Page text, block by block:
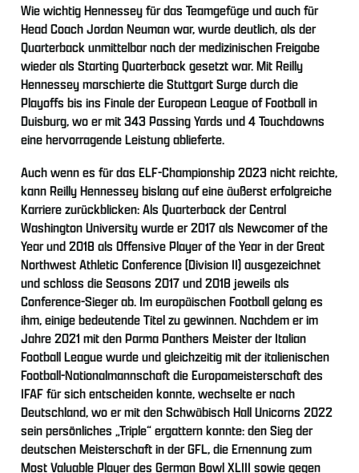
Wie wichtig Hennessey für das Teamgefüge und auch für
Head Coach Jordan Neuman war, wurde deutlich, als der
Quarterback unmittelbar nach der medizinischen Freigabe
wieder als Starting Quarterback gesetzt war. Mit Reilly
Hennessey marschierte die Stuttgart Surge durch die
Playoffs bis ins Finale der European League of Football in
Duisburg, wo er mit 343 Passing Yards und 4 Touchdowns
eine hervorragende Leistung ablieferte.
Auch wenn es für das ELF-Championship 2023 nicht reichte,
kann Reilly Hennessey bislang auf eine äußerst erfolgreiche
Karriere zurückblicken: Als Quarterback der Central
Washington University wurde er 2017 als Newcomer of the
Year und 2018 als Offensive Player of the Year in der Great
Northwest Athletic Conference (Division II) ausgezeichnet
und schloss die Seasons 2017 und 2018 jeweils als
Conference-Sieger ab. Im europäischen Football gelang es
ihm, einige bedeutende Titel zu gewinnen. Nachdem er im
Jahre 2021 mit den Parma Panthers Meister der Italian
Football League wurde und gleichzeitig mit der italienischen
Football-Nationalmannschaft die Europameisterschaft des
IFAF für sich entscheiden konnte, wechselte er nach
Deutschland, wo er mit den Schwäbisch Hall Unicorns 2022
sein persönliches „Triple“ ergattern konnte: den Sieg der
deutschen Meisterschaft in der GFL, die Ernennung zum
Most Valuable Player des German Bowl XLIII sowie gegen